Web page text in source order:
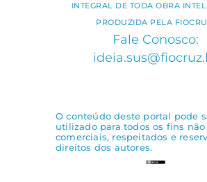
INTEGRAL DE TODA OBRA
PRODUZIDA PELA
Fale Conosco:
O conteúdo deste portal pode
utilizado para todos os fins não
comerciais, respeitados e
direitos dos autores.